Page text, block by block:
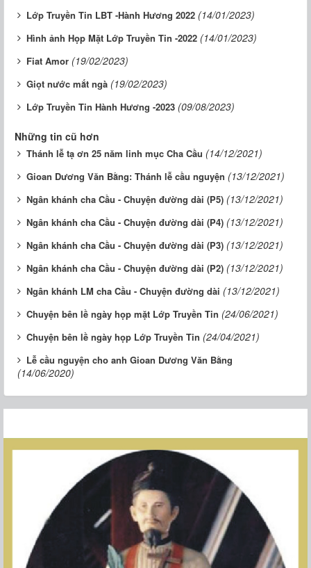
Lớp Truyền Tin LBT -Hành Hương 2022 (14/01/2023)
Hình ảnh Họp Mặt Lớp Truyền Tin -2022 (14/01/2023)
Fiat Amor (19/02/2023)
Giọt nước mắt ngà (19/02/2023)
Lớp Truyền Tin Hành Hương -2023 (09/08/2023)
Những tin cũ hơn
Thánh lễ tạ ơn 25 năm linh mục Cha Cầu (14/12/2021)
Gioan Dương Văn Bằng: Thánh lễ cầu nguyện (13/12/2021)
Ngân khánh cha Cầu - Chuyện đường dài (P5) (13/12/2021)
Ngân khánh cha Cầu - Chuyện đường dài (P4) (13/12/2021)
Ngân khánh cha Cầu - Chuyện đường dài (P3) (13/12/2021)
Ngân khánh cha Cầu - Chuyện đường dài (P2) (13/12/2021)
Ngân khánh LM cha Cầu - Chuyện đường dài (13/12/2021)
Chuyện bên lề ngày họp mặt Lớp Truyền Tin (24/06/2021)
Chuyện bên lề ngày họp Lớp Truyền Tin (24/04/2021)
Lễ cầu nguyện cho anh Gioan Dương Văn Bằng
(14/06/2020)